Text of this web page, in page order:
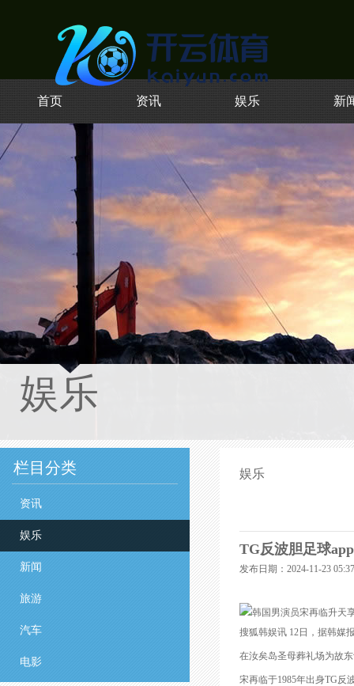
首页 资讯 娱乐 新
娱乐
栏目分类
资讯
娱乐
新闻
旅游
汽车
电影
娱乐
TG反波胆足球
发布日期：2024-11-23
搜狐韩娱讯 12日，据韩媒
在汝矣岛圣母葬礼场为故
宋再临于1985年出身TG反